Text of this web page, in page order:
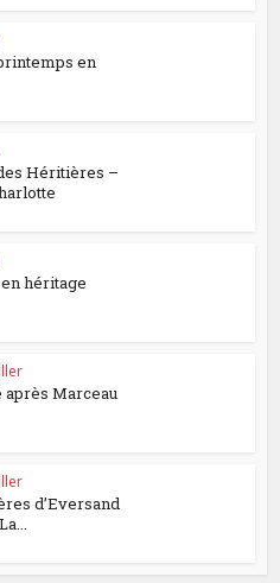
en
Héritières –
héritage
après Marceau
d’Eversand